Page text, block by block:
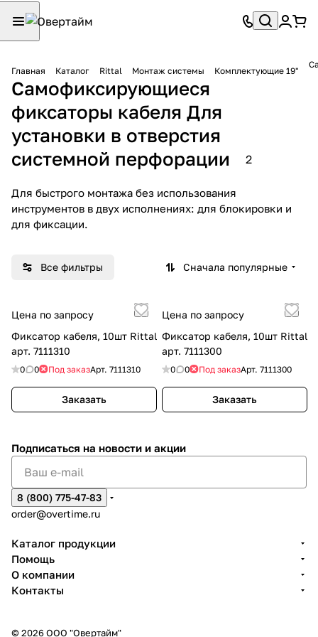
Главная Каталог Rittal Монтаж системы Комплектующие 19"
Самофиксирующиеся
фиксаторы кабеля Для
установки в отверстия
системной перфорации
2
Для быстрого монтажа без использования
инструментов в двух исполнениях: для блокировки и
для фиксации.
Все фильтры Сначала популярные
Цена по запросу
Фиксатор кабеля, 10шт Rittal
арт. 7111310
0 0 Под заказАрт. 7111310
Заказать
Цена по запросу
Фиксатор кабеля, 10шт Rittal
арт. 7111300
0 0 Под заказАрт. 7111300
Заказать
Подписаться на новости и акции
8 (800) 775-47-83
order@overtime.ru
Каталог продукции
Помощь
О компании
Контакты
© 2026 ООО "Овертайм"